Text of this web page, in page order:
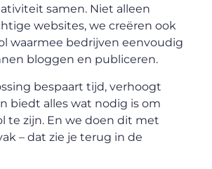
samen. Niet alleen
websites, we creëren ook
waarmee bedrijven eenvoudig
bloggen en publiceren.
bespaart tijd, verhoogt
biedt alles wat nodig is om
te zijn. En we doen dit met
– dat zie je terug in de